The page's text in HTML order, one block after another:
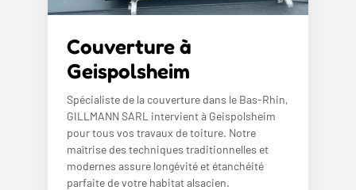
Couverture à
Geispolsheim
Spécialiste de la couverture dans le Bas-Rhin,
GILLMANN SARL intervient à Geispolsheim
pour tous vos travaux de toiture. Notre
maîtrise des techniques traditionnelles et
modernes assure longévité et étanchéité
parfaite de votre habitat alsacien.